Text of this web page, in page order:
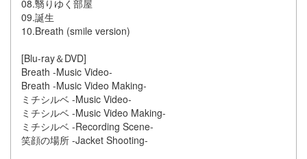
08.翳りゆく部屋
09.誕生
10.Breath (smile version)
[Blu-ray＆DVD]
Breath -Music Video-
Breath -Music Video Making-
ミチシルベ -Music Video-
ミチシルベ -Music Video Making-
ミチシルベ -Recording Scene-
笑顔の場所 -Jacket Shooting-